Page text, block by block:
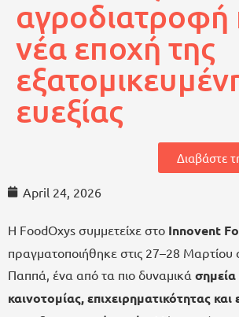
αγροδιατροφή
νέα εποχή της
ευεξίας
Διαβάστε
April 24, 2026
Η FoodOxys συμμετείχε στο Innovent
πραγματοποιήθηκε στις 27–28
Παππά, ένα από τα πιο δυναμικά
καινοτομίας, επιχειρηματικότητας